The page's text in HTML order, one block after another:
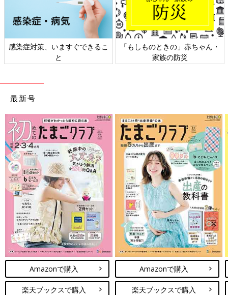
1735g。標準値を下回ってしまいました。何らかの原因で赤ちゃ
んの育ちが悪いと診断され、大きな病院への転院が決まります。
とても動揺して、ネットで赤ちゃんの育ちが悪い原因を調べるな
ど、不安が消えない日々を過ごしました。
家から徒歩5分の産院から、車で1時間ほどの大学病院に転院する
なんとなく車で行きやすそうなところに決めました。結婚で引っ
越してきた土地なので、病院の情報や土地勘がありません。今思
しています。
Amiさんの妊娠33週目のエコー写真
感染症対策、いますぐできるこ
と
「もしものときの」赤ちゃん・
家族の防災
最新号
Amazonで購入
楽天ブックスで購入
Amazonで購入
楽天ブックスで購入